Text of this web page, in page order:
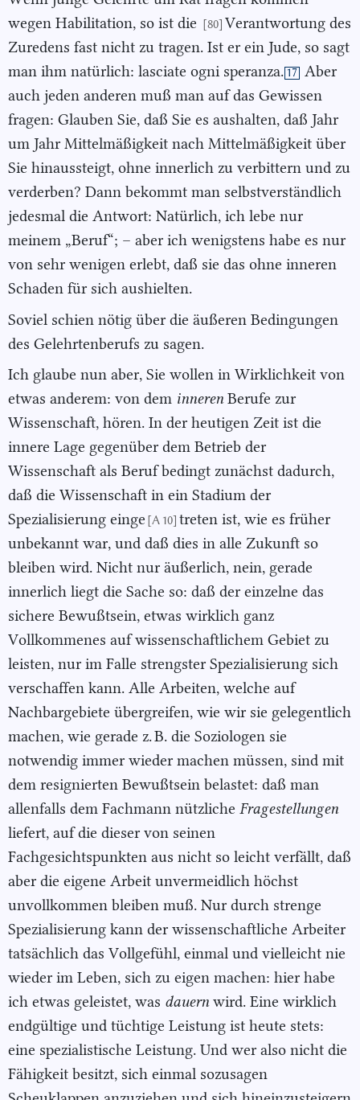
wegen Habilitation, so ist die [80] Verantwortung des
Zuredens fast nicht zu tragen. Ist er ein Jude, so sagt
man ihm natürlich: lasciate ogni speranza. 17 Aber
auch jeden anderen muß man auf das Gewissen
fragen: Glauben Sie, daß Sie es aushalten, daß Jahr
um Jahr Mittelmäßigkeit nach Mittelmäßigkeit über
Sie hinaussteigt, ohne innerlich zu verbittern und zu
verderben? Dann bekommt man selbstverständlich
jedesmal die Antwort: Natürlich, ich lebe nur
meinem „Beruf“; – aber ich wenigstens habe es nur
von sehr wenigen erlebt, daß sie das ohne inneren
Schaden für sich aushielten.
Soviel schien nötig über die äußeren Bedingungen
des Gelehrtenberufs zu sagen.
Ich glaube nun aber, Sie wollen in Wirklichkeit von
etwas anderem: von dem innerenBerufe zur
Wissenschaft, hören. In der heutigen Zeit ist die
innere Lage gegenüber dem Betrieb der
Wissenschaft als Beruf bedingt zunächst dadurch,
daß die Wissenschaft in ein Stadium der
Spezialisierung einge [A 10] treten ist, wie es früher
unbekannt war, und daß dies in alle Zukunft so
bleiben wird. Nicht nur äußerlich, nein, gerade
innerlich liegt die Sache so: daß der einzelne das
sichere Bewußtsein, etwas wirklich ganz
Vollkommenes auf wissenschaftlichem Gebiet zu
leisten, nur im Falle strengster Spezialisierung sich
verschaffen kann. Alle Arbeiten, welche auf
Nachbargebiete übergreifen, wie wir sie gelegentlich
machen, wie gerade z. B. die Soziologen sie
notwendig immer wieder machen müssen, sind mit
dem resignierten Bewußtsein belastet: daß man
allenfalls dem Fachmann nützliche Fragestellungen
liefert, auf die dieser von seinen
Fachgesichtspunkten aus nicht so leicht verfällt, daß
aber die eigene Arbeit unvermeidlich höchst
unvollkommen bleiben muß. Nur durch strenge
Spezialisierung kann der wissenschaftliche Arbeiter
tatsächlich das Vollgefühl, einmal und vielleicht nie
wieder im Leben, sich zu eigen machen: hier habe
ich etwas geleistet, was dauernwird. Eine wirklich
endgültige und tüchtige Leistung ist heute stets:
eine spezialistische Leistung. Und wer also nicht die
Fähigkeit besitzt, sich einmal sozusagen